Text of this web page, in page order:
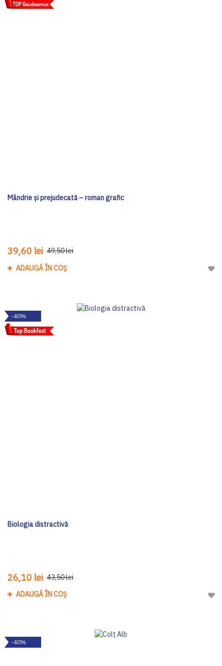
Mândrie și prejudecată – roman grafic
39,60 lei 49,50 lei
ADAUGĂ ÎN COȘ
-40%
Biologia distractivă
26,10 lei 43,50 lei
ADAUGĂ ÎN COȘ
-40%